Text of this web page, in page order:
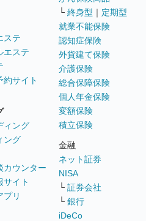
ステ
エステ
約サイト
ィング
ング
カウンター
サイト
プリ
└ 終身型 ｜ 定期型
就業不能保険
認知症保険
外貨建て保険
介護保険
総合保障保険
個人年金保険
変額保険
積立保険
金融
ネット証券
NISA
└ 証券会社
└ 銀行
iDeCo